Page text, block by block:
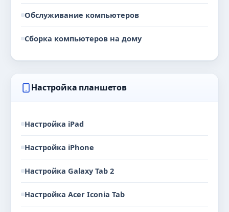
Обслуживание компьютеров
Сборка компьютеров на дому
Настройка планшетов
Настройка iPad
Настройка iPhone
Настройка Galaxy Tab 2
Настройка Acer Iconia Tab